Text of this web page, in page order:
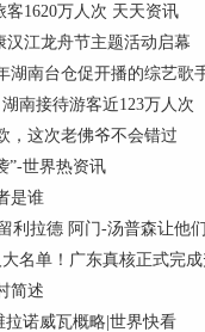
1620万人次 天天资讯
江龙舟节主题活动启幕
湖南台仓促开播的综艺歌
南接待游客近123万人次
，这次老佛爷不会错过
”-世界热资讯
是谁
利拉德 阿门-汤普森让他
大名单！广东真核正式完
简述
拉诺威瓦概略|世界快看